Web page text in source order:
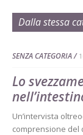
Dalla stessa
SENZA CATEGORIA
Lo
Un’intervista
comprensione del